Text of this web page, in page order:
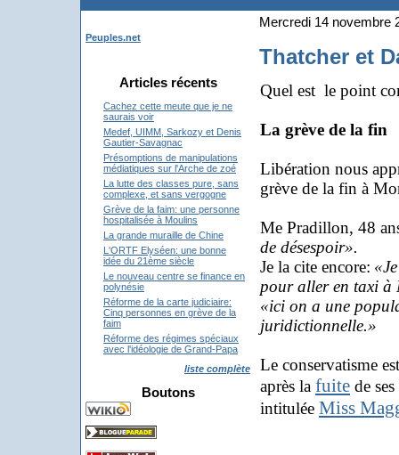
Peuples.net
Articles récents
Cachez cette meute que je ne
saurais voir
Medef, UIMM, Sarkozy et Denis
Gautier-Savagnac
Présomptions de manipulations
médiatiques sur l'Arche de zoé
La lutte des classes pure, sans
complexe, et sans vergogne
Grève de la faim: une personne
hospitalisée à Moulins
La grande muraille de Chine
L'ORTF Elyséen: une bonne
idée du 21ème siècle
Le nouveau centre se finance en
polynésie
Réforme de la carte judiciaire:
Cinq personnes en grève de la
faim
Réforme des régimes spéciaux
avec l'idéologie de Grand-Papa
liste complète
Boutons
Mercredi 14 novembre
Thatcher et
Quel est le point
La grève de la fin
Libération nous
grève de la fin à
Me Pradillon, 48
de désespoir».
Je la cite encore:
pour aller en taxi à
«ici on a une
juridictionnelle.»
Le conservatisme
après la fuite de
intitulée Miss